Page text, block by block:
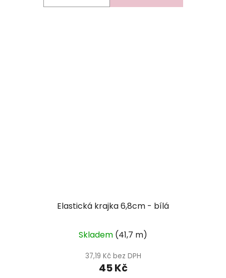
Elastická krajka 6,8cm - bílá
Skladem (41,7 m)
37,19 Kč bez DPH
45 Kč